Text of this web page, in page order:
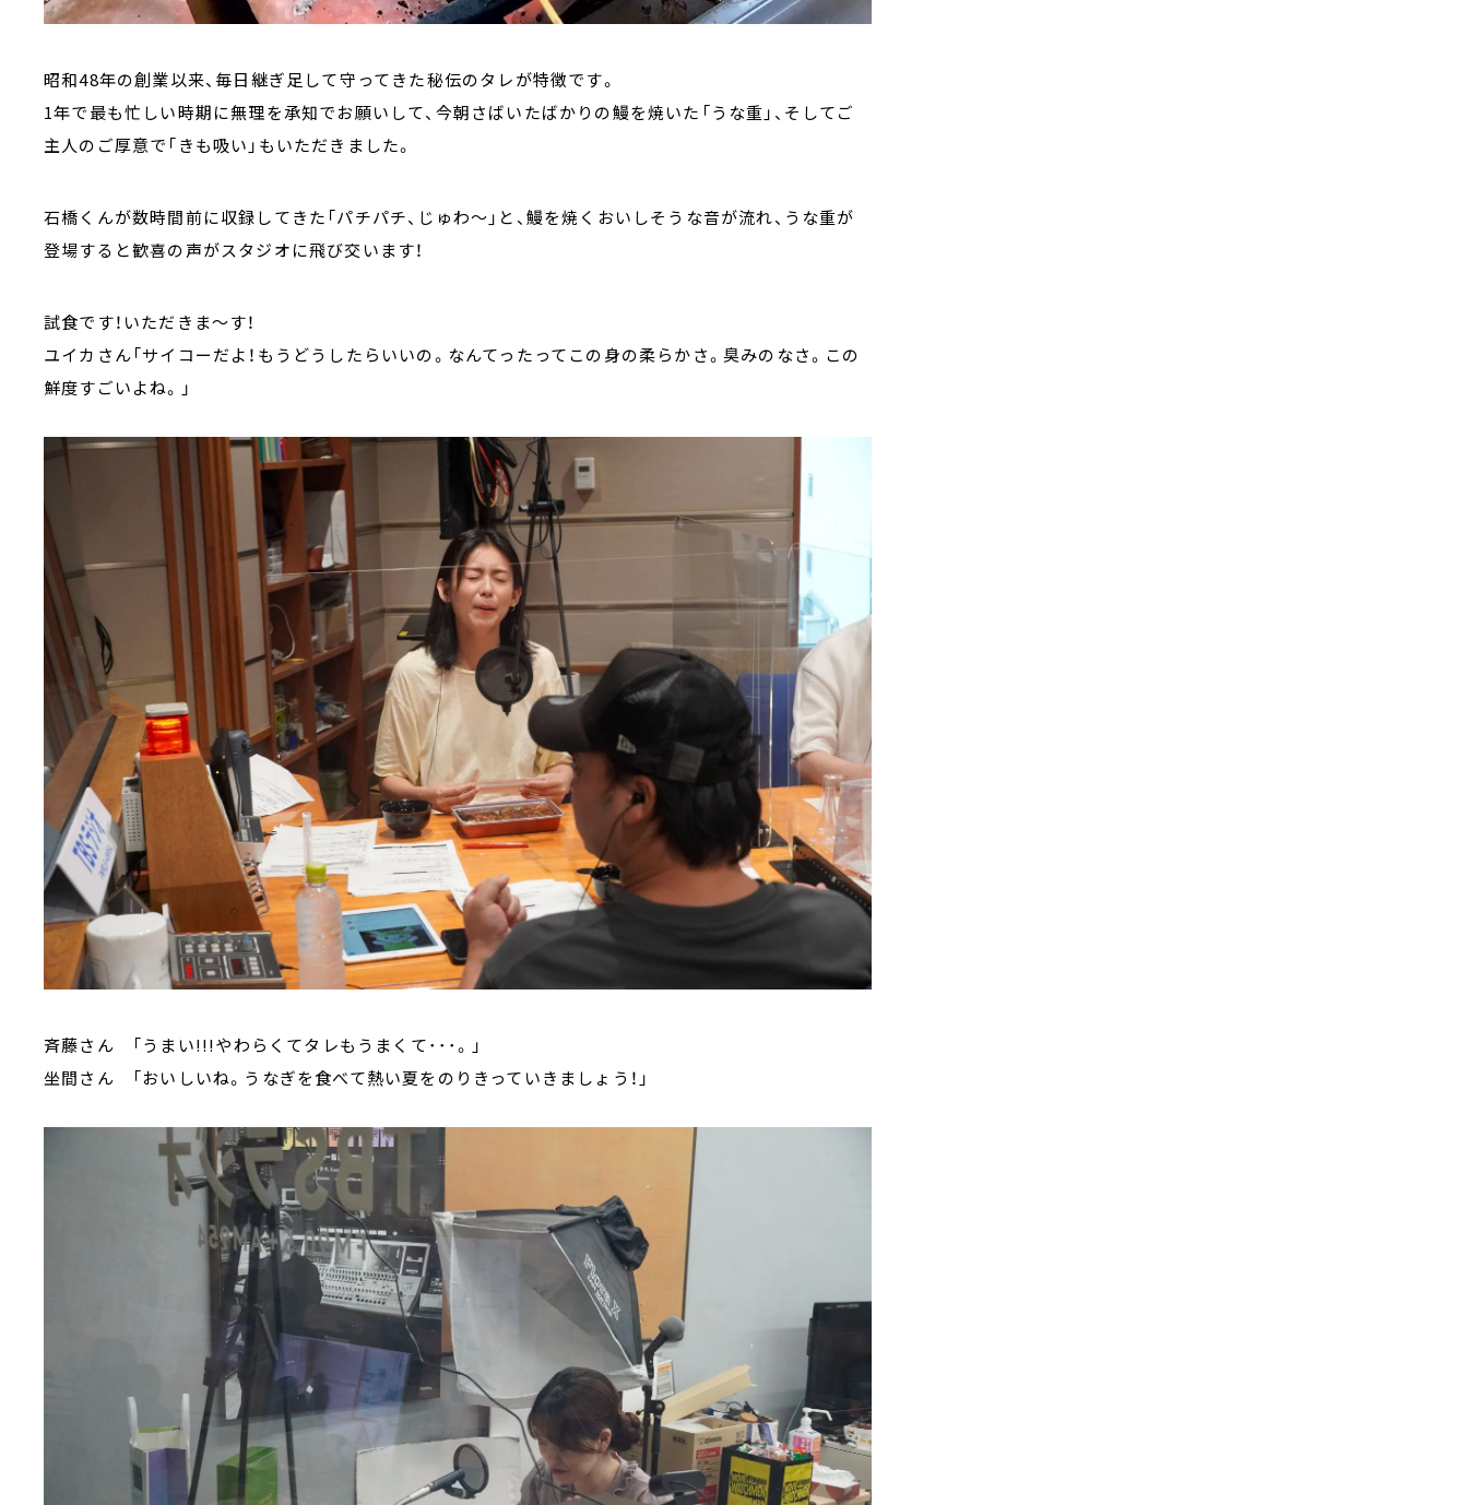
昭和48年の創業以来、毎日継ぎ足して守ってきた秘伝のタレが特徴です。
1年で最も忙しい時期に無理を承知でお願いして、今朝さばいたばかりの鰻を焼いた「うな重」、そしてご
主人のご厚意で「きも吸い」もいただきました。
石橋くんが数時間前に収録してきた「パチパチ、じゅわ～」と、鰻を焼くおいしそうな音が流れ、うな重が
登場すると歓喜の声がスタジオに飛び交います！
試食です！いただきま～す！
ユイカさん「サイコーだよ！もうどうしたらいいの。なんてったってこの身の柔らかさ。臭みのなさ。この
鮮度すごいよね。」
斉藤さん 「うまい!!!やわらくてタレもうまくて･･･。」
坐間さん 「おいしいね。うなぎを食べて熱い夏をのりきっていきましょう！」